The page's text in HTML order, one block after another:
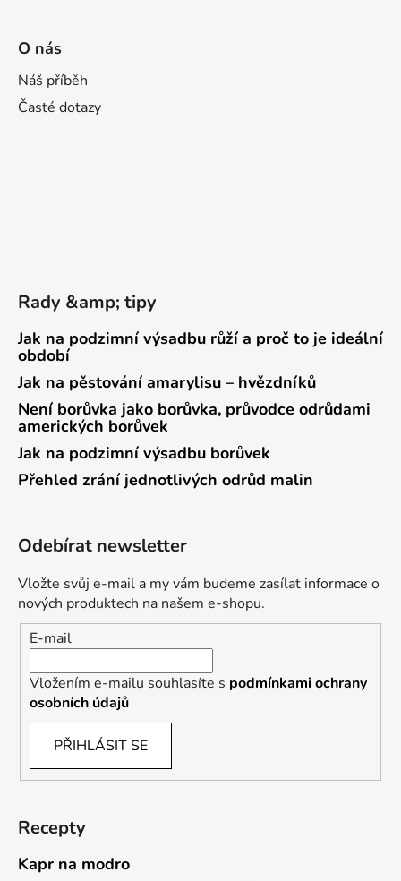
O nás
Náš příběh
Časté dotazy
Rady &amp; tipy
Jak na podzimní výsadbu růží a proč to je ideální
období
Jak na pěstování amarylisu – hvězdníků
Není borůvka jako borůvka, průvodce odrůdami
amerických borůvek
Jak na podzimní výsadbu borůvek
Přehled zrání jednotlivých odrůd malin
Odebírat newsletter
Vložte svůj e-mail a my vám budeme zasílat informace o
nových produktech na našem e-shopu.
E-mail
Vložením e-mailu souhlasíte s podmínkami ochrany
osobních údajů
PŘIHLÁSIT SE
Recepty
Kapr na modro